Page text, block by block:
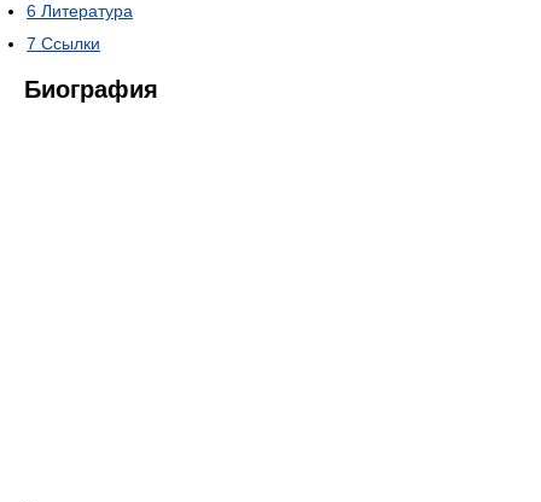
6 Литература
7 Ссылки
Биография